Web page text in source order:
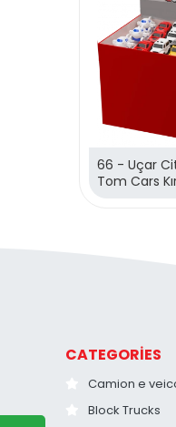
66 - Uçar
Tom Cars
CATEGORİES
Camion e
Block Trucks